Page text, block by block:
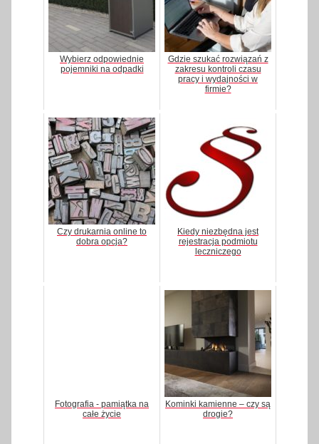
Wybierz odpowiednie
pojemniki na odpadki
Gdzie szukać rozwiązań z
zakresu kontroli czasu
pracy i wydajności w
firmie?
Czy drukarnia online to
dobra opcja?
Kiedy niezbędna jest
rejestracja podmiotu
leczniczego
Fotografia - pamiątka na
całe życie
Kominki kamienne – czy są
drogie?